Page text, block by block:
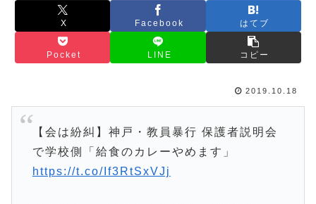
X Facebook はてブ
Pocket LINE コピー
2019.10.18
【会は紛糾】神戸・教員暴行 保護者説明会
で学校側「給食のカレーやめます」
https://t.co/If3RtSxVJj